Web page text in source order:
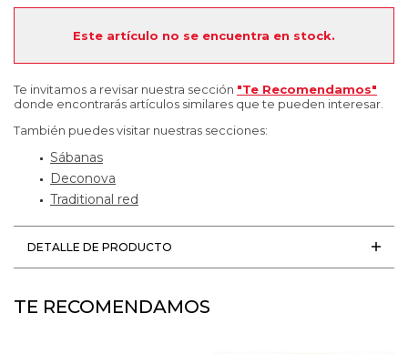
Este artículo no se encuentra en stock.
Te invitamos a revisar nuestra sección "Te Recomendamos"
donde encontrarás artículos similares que te pueden interesar.
También puedes visitar nuestras secciones:
Sábanas
Deconova
Traditional red
DETALLE DE PRODUCTO
TE RECOMENDAMOS